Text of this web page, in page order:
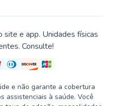
site e app. Unidades físicas
Consulte!
e não garante a cobertura
assistenciais à saúde. Você